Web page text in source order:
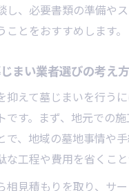
し、必要書類の準備や
とをおすすめします。
まい業者選びの考え方
抑えて墓じまいを行う
です。まず、地元での
で、地域の墓地事情や
工程や費用を省くこと
相見積もりを取り、サ